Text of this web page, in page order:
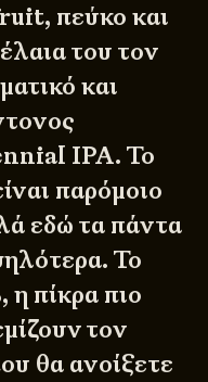
πεύκο και
του τον
και
IPA. To
παρόμοιο
εδώ τα πάντα
Το
η πίκρα πιο
τον
θα ανοίξετε